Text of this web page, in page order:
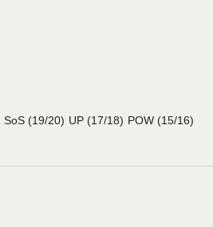
SoS (19/20) UP (17/18) POW (15/16)